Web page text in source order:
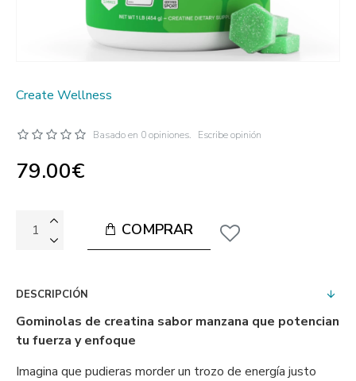
Create Wellness
Basado en 0 opiniones. Escribe opinión
79.00€
COMPRAR
DESCRIPCIÓN
Gominolas de creatina sabor manzana que potencian
tu fuerza y enfoque
Imagina que pudieras morder un trozo de energía justo